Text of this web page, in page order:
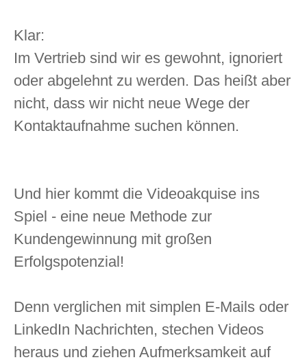
Klar:
Im Vertrieb sind wir es gewohnt, ignoriert
oder abgelehnt zu werden. Das heißt aber
nicht, dass wir nicht neue Wege der
Kontaktaufnahme suchen können.
Und hier kommt die Videoakquise ins
Spiel - eine neue Methode zur
Kundengewinnung mit großen
Erfolgspotenzial!
Denn verglichen mit simplen E-Mails oder
LinkedIn Nachrichten, stechen Videos
heraus und ziehen Aufmerksamkeit auf